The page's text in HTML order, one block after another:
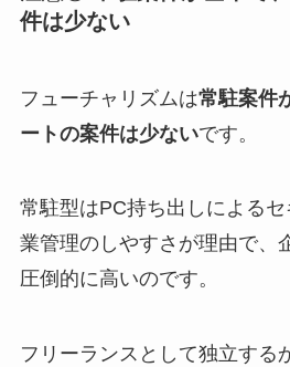
件は少ない
フューチャリズムは常駐案件
ートの案件は少ないです。
常駐型はPC持ち出しによる
業管理のしやすさが理由で、
圧倒的に高いのです。
フリーランスとして独立する